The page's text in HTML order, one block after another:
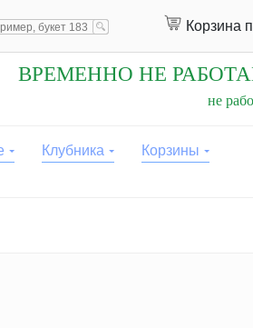
Корзина
ВРЕМЕННО НЕ
не
Клубника
Корзины